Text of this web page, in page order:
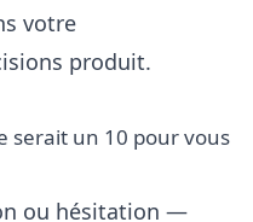
votre
produit.
serait un 10 pour vous
ou hésitation —